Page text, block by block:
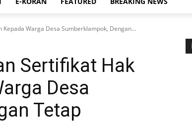
Warga Desa Sumberklampok, Dengan...
Sertifikat Hak
Desa
Tetap